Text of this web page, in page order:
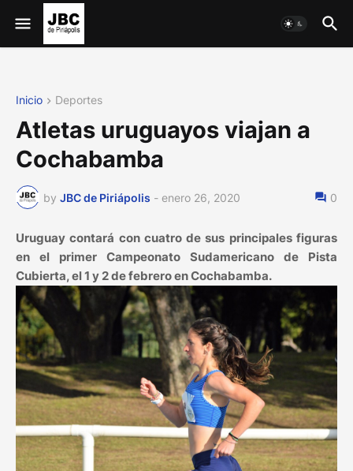
Inicio Deportes
Atletas uruguayos viajan a
Cochabamba
by JBC de Piriápolis - enero 26, 2020 0
Uruguay contará con cuatro de sus principales figuras
en el primer Campeonato Sudamericano de Pista
Cubierta, el 1 y 2 de febrero en Cochabamba.